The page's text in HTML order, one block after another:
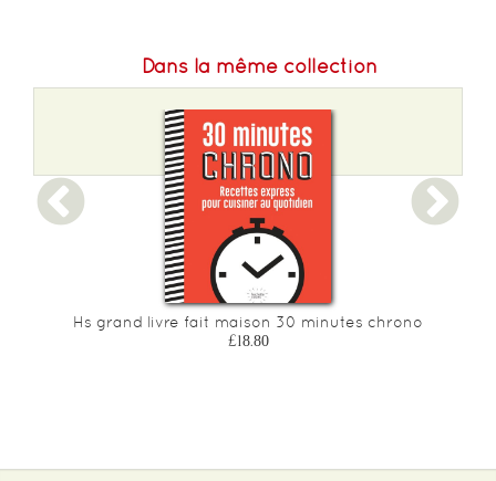
Dans la même collection
Hs grand livre fait maison 30 minutes chrono
£18.80